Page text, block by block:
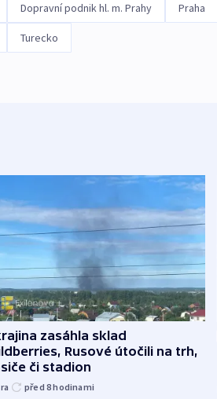
Dopravní podnik hl. m. Prahy Praha
Turecko
zasáhla sklad
Rusové útočili na trh,
či stadion
před 8hodinami